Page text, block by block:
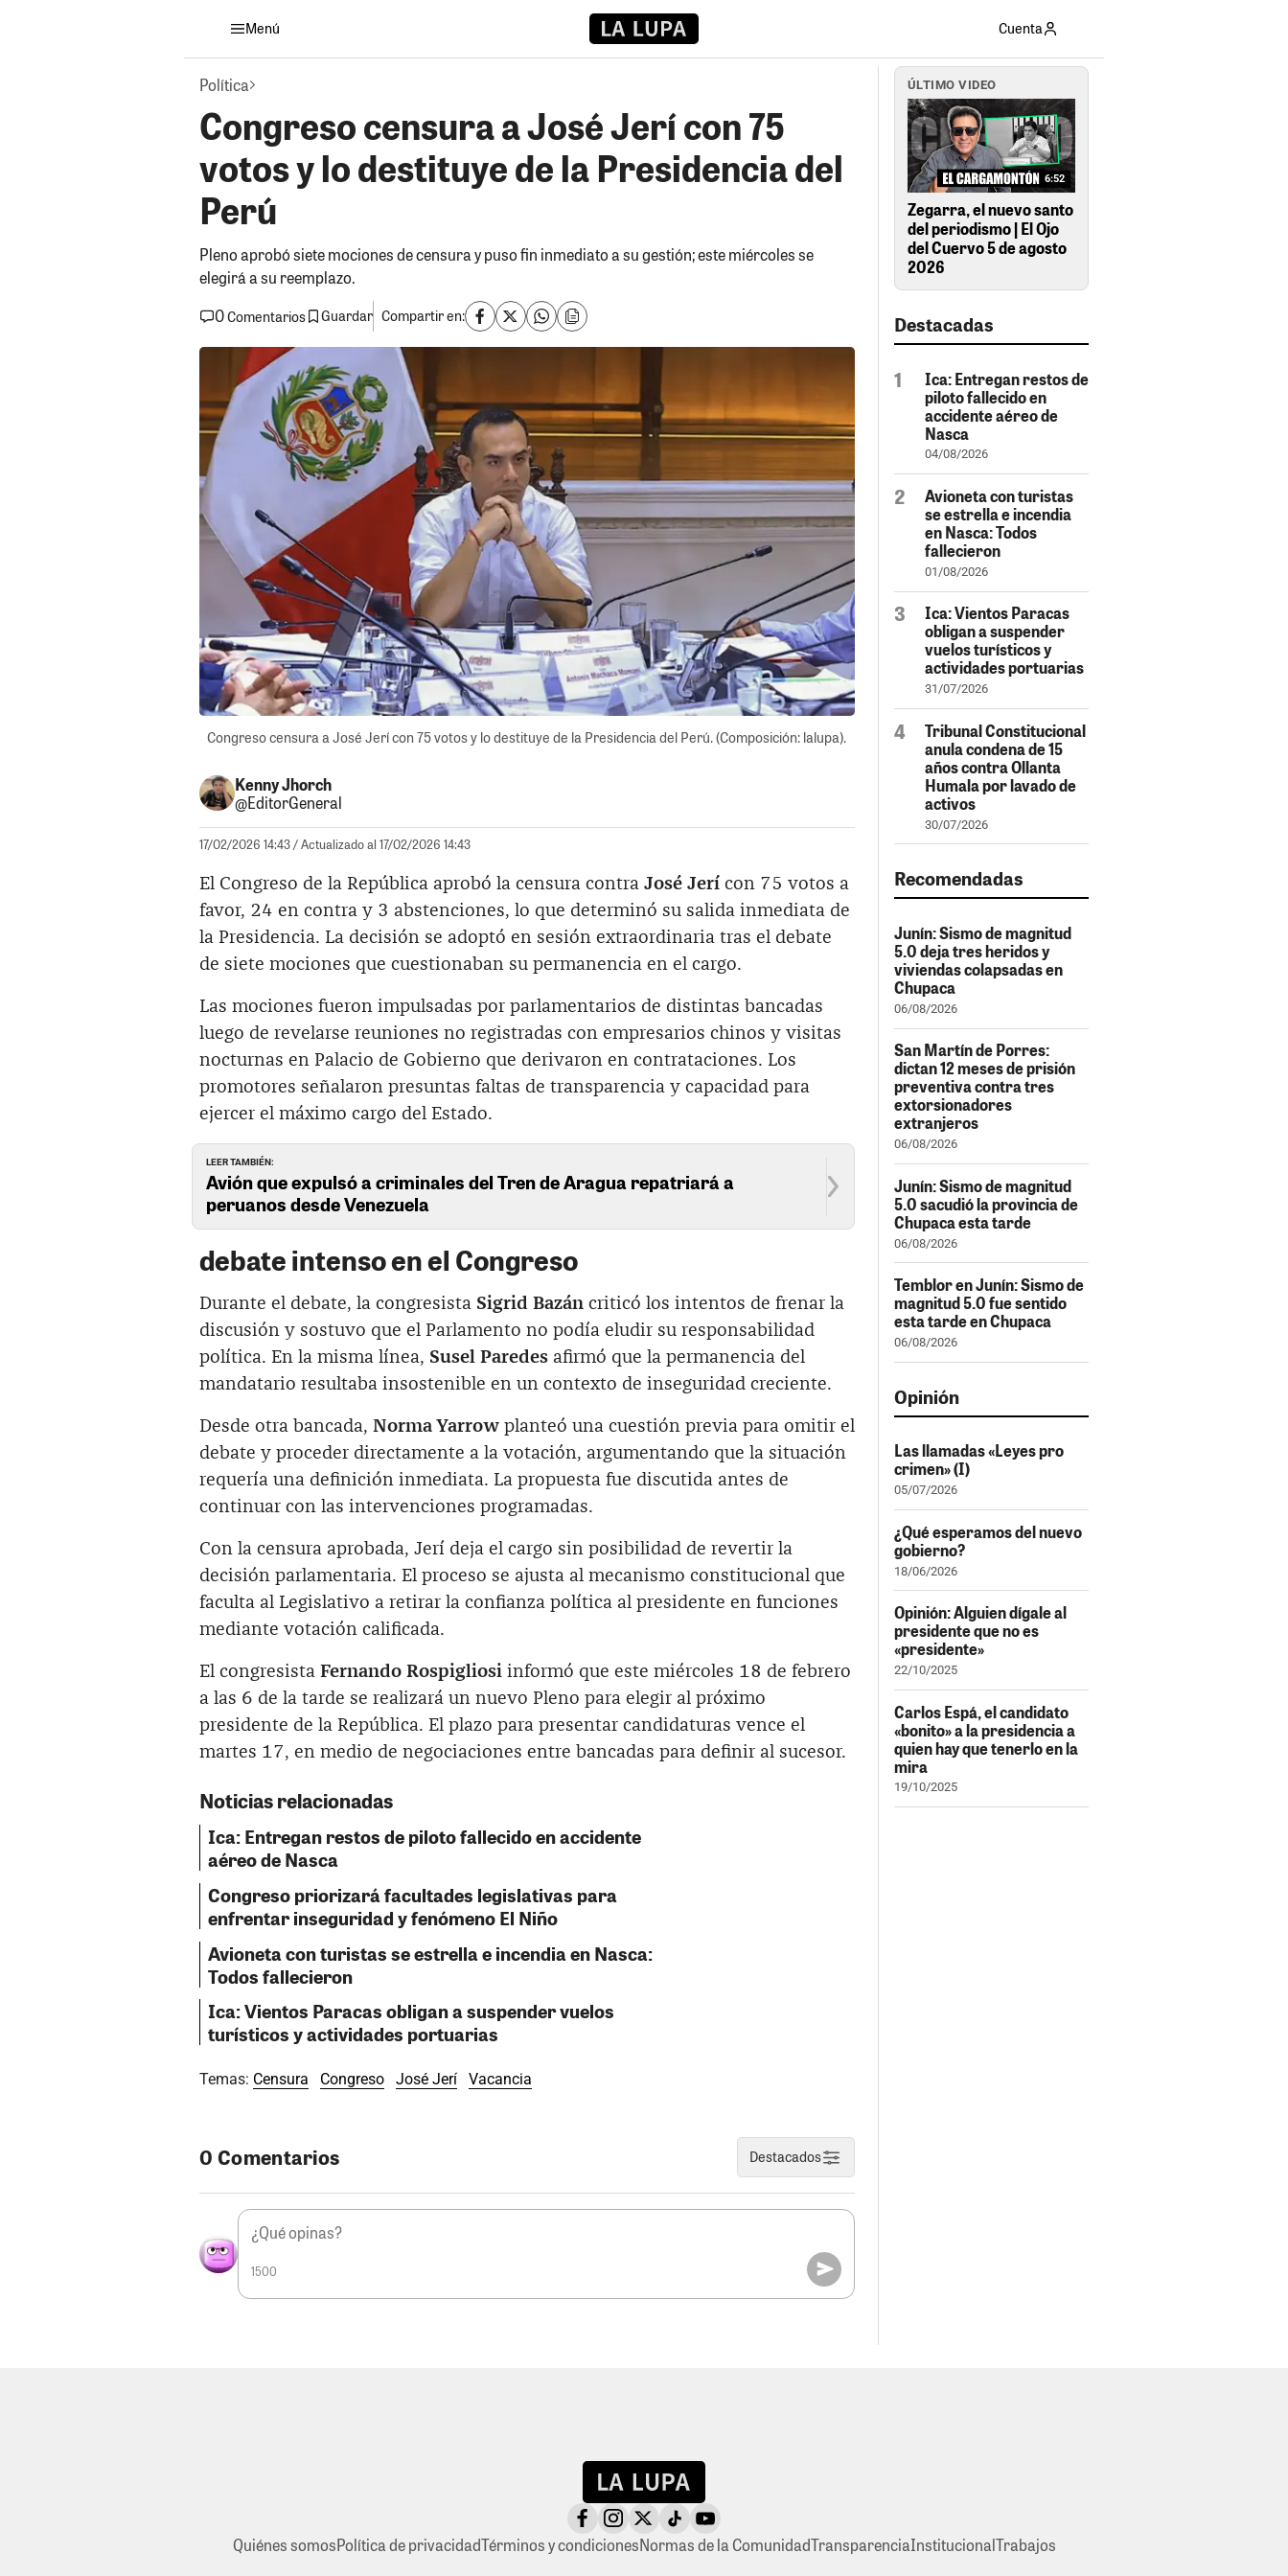
Menú Cuenta
Política
Congreso censura a José Jerí con 75
votos y lo destituye de la Presidencia del
Perú
Pleno aprobó siete mociones de censura y puso fin inmediato a su gestión; este miércoles se
elegirá a su reemplazo.
0Comentarios Guardar Compartir en:
Congreso censura a José Jerí con 75 votos y lo destituye de la Presidencia del Perú. (Composición: lalupa).
Kenny Jhorch
@EditorGeneral
17/02/2026 14:43/ Actualizado al 17/02/2026 14:43
El Congreso de la República aprobó la censura contra José Jerí con 75 votos a
favor, 24 en contra y 3 abstenciones, lo que determinó su salida inmediata de
la Presidencia. La decisión se adoptó en sesión extraordinaria tras el debate
de siete mociones que cuestionaban su permanencia en el cargo.
Las mociones fueron impulsadas por parlamentarios de distintas bancadas
luego de revelarse reuniones no registradas con empresarios chinos y visitas
nocturnas en Palacio de Gobierno que derivaron en contrataciones. Los
promotores señalaron presuntas faltas de transparencia y capacidad para
ejercer el máximo cargo del Estado.
LEER TAMBIÉN:
Avión que expulsó a criminales del Tren de Aragua repatriará a
peruanos desde Venezuela
debate intenso en el Congreso
Durante el debate, la congresista Sigrid Bazán criticó los intentos de frenar la
discusión y sostuvo que el Parlamento no podía eludir su responsabilidad
política. En la misma línea, Susel Paredes afirmó que la permanencia del
mandatario resultaba insostenible en un contexto de inseguridad creciente.
Desde otra bancada, Norma Yarrow planteó una cuestión previa para omitir el
debate y proceder directamente a la votación, argumentando que la situación
requería una definición inmediata. La propuesta fue discutida antes de
continuar con las intervenciones programadas.
Con la censura aprobada, Jerí deja el cargo sin posibilidad de revertir la
decisión parlamentaria. El proceso se ajusta al mecanismo constitucional que
faculta al Legislativo a retirar la confianza política al presidente en funciones
mediante votación calificada.
El congresista Fernando Rospigliosi informó que este miércoles 18 de febrero
a las 6 de la tarde se realizará un nuevo Pleno para elegir al próximo
presidente de la República. El plazo para presentar candidaturas vence el
martes 17, en medio de negociaciones entre bancadas para definir al sucesor.
Noticias relacionadas
Ica: Entregan restos de piloto fallecido en accidente
aéreo de Nasca
Congreso priorizará facultades legislativas para
enfrentar inseguridad y fenómeno El Niño
Avioneta con turistas se estrella e incendia en Nasca:
Todos fallecieron
Ica: Vientos Paracas obligan a suspender vuelos
turísticos y actividades portuarias
Temas: Censura Congreso José Jerí Vacancia
0 Comentarios Destacados
1500
ÚLTIMO VIDEO
6:52
Zegarra, el nuevo santo
del periodismo | El Ojo
del Cuervo 5 de agosto
2026
Destacadas
Ica: Entregan restos de
piloto fallecido en
accidente aéreo de
Nasca
04/08/2026
Avioneta con turistas
se estrella e incendia
en Nasca: Todos
fallecieron
01/08/2026
Ica: Vientos Paracas
obligan a suspender
vuelos turísticos y
actividades portuarias
31/07/2026
Tribunal Constitucional
anula condena de 15
años contra Ollanta
Humala por lavado de
activos
30/07/2026
Recomendadas
Junín: Sismo de magnitud
5.0 deja tres heridos y
viviendas colapsadas en
Chupaca
06/08/2026
San Martín de Porres:
dictan 12 meses de prisión
preventiva contra tres
extorsionadores
extranjeros
06/08/2026
Junín: Sismo de magnitud
5.0 sacudió la provincia de
Chupaca esta tarde
06/08/2026
Temblor en Junín: Sismo de
magnitud 5.0 fue sentido
esta tarde en Chupaca
06/08/2026
Opinión
Las llamadas «Leyes pro
crimen» (I)
05/07/2026
¿Qué esperamos del nuevo
gobierno?
18/06/2026
Opinión: Alguien dígale al
presidente que no es
«presidente»
22/10/2025
Carlos Espá, el candidato
«bonito» a la presidencia a
quien hay que tenerlo en la
mira
19/10/2025
Quiénes somosPolítica de privacidadTérminos y condicionesNormas de la ComunidadTransparenciaInstitucionalTrabajos